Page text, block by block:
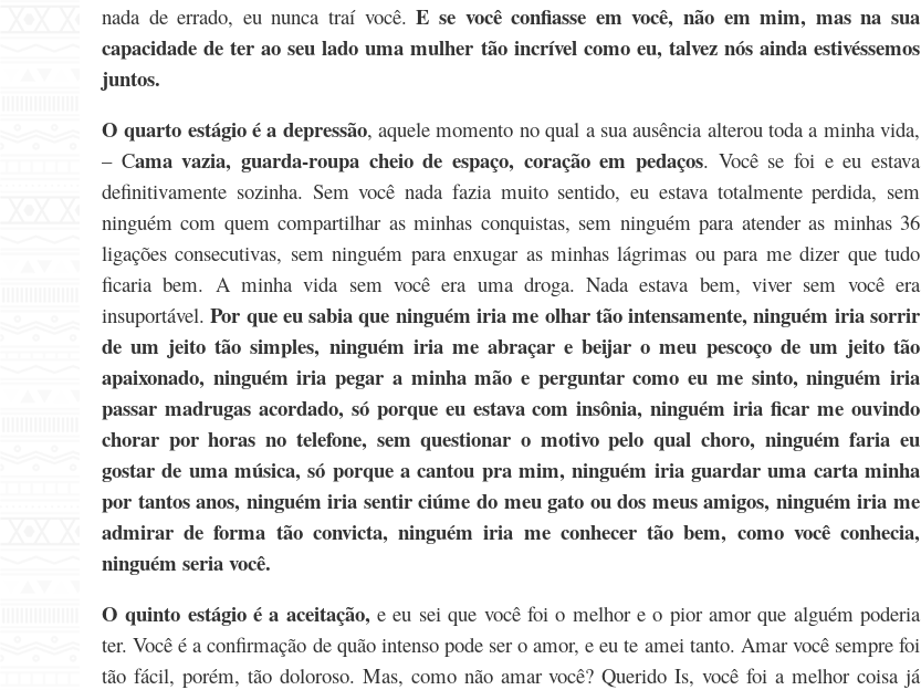
nada de errado, eu nunca traí você.E se você confiasse em você, não em mim, mas na sua
capacidade de ter ao seu lado uma mulher tão incrível como eu, talvez nós ainda estivéssemos
juntos.
O quarto estágio é a depressão, aquele momento no qual a sua ausência alterou toda a minha vida,
– Cama vazia, guarda-roupa cheio de espaço, coração em pedaços. Você se foi e eu estava
definitivamente sozinha. Sem você nada fazia muito sentido, eu estava totalmente perdida, sem
ninguém com quem compartilhar as minhas conquistas, sem ninguém para atender as minhas 36
ligações consecutivas, sem ninguém para enxugar as minhas lágrimas ou para me dizer que tudo
ficaria bem. A minha vida sem você era uma droga. Nada estava bem, viver sem você era
insuportável.Por que eu sabia que ninguém iria me olhar tão intensamente, ninguém iria sorrir
de um jeito tão simples, ninguém iria me abraçar e beijar o meu pescoço de um jeito tão
apaixonado, ninguém iria pegar a minha mão e perguntar como eu me sinto, ninguém iria
passar madrugas acordado, só porque eu estava com insônia, ninguém iria ficar me ouvindo
chorar por horas no telefone, sem questionar o motivo pelo qual choro, ninguém faria eu
gostar de uma música, só porque a cantou pra mim, ninguém iria guardar uma carta minha
por tantos anos, ninguém iria sentir ciúme do meu gato ou dos meus amigos, ninguém iria me
admirar de forma tão convicta, ninguém iria me conhecer tão bem, como você conhecia,
ninguém seria você.
O quinto estágio é a aceitação, e eu sei que você foi o melhor e o pior amor que alguém poderia
ter. Você é a confirmação de quão intenso pode ser o amor, e eu te amei tanto. Amar você sempre foi
tão fácil, porém, tão doloroso. Mas, como não amar você? Querido Is, você foi a melhor coisa já